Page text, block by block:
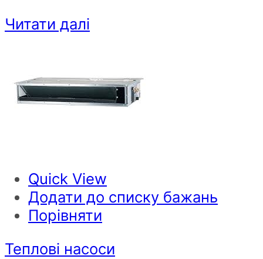
Читати далі
Quick View
Додати до списку бажань
Порівняти
Теплові насоси